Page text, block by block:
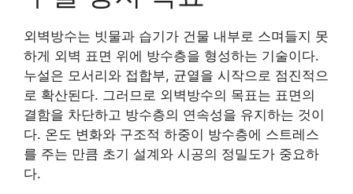
외벽방수는 빗물과 습기가 건물 내부로 스며들지 못
하게 외벽 표면 위에 방수층을 형성하는 기술이다.
누설은 모서리와 접합부, 균열을 시작으로 점진적으
로 확산된다. 그러므로 외벽방수의 목표는 표면의
결함을 차단하고 방수층의 연속성을 유지하는 것이
다. 온도 변화와 구조적 하중이 방수층에 스트레스
를 주는 만큼 초기 설계와 시공의 정밀도가 중요하
다.